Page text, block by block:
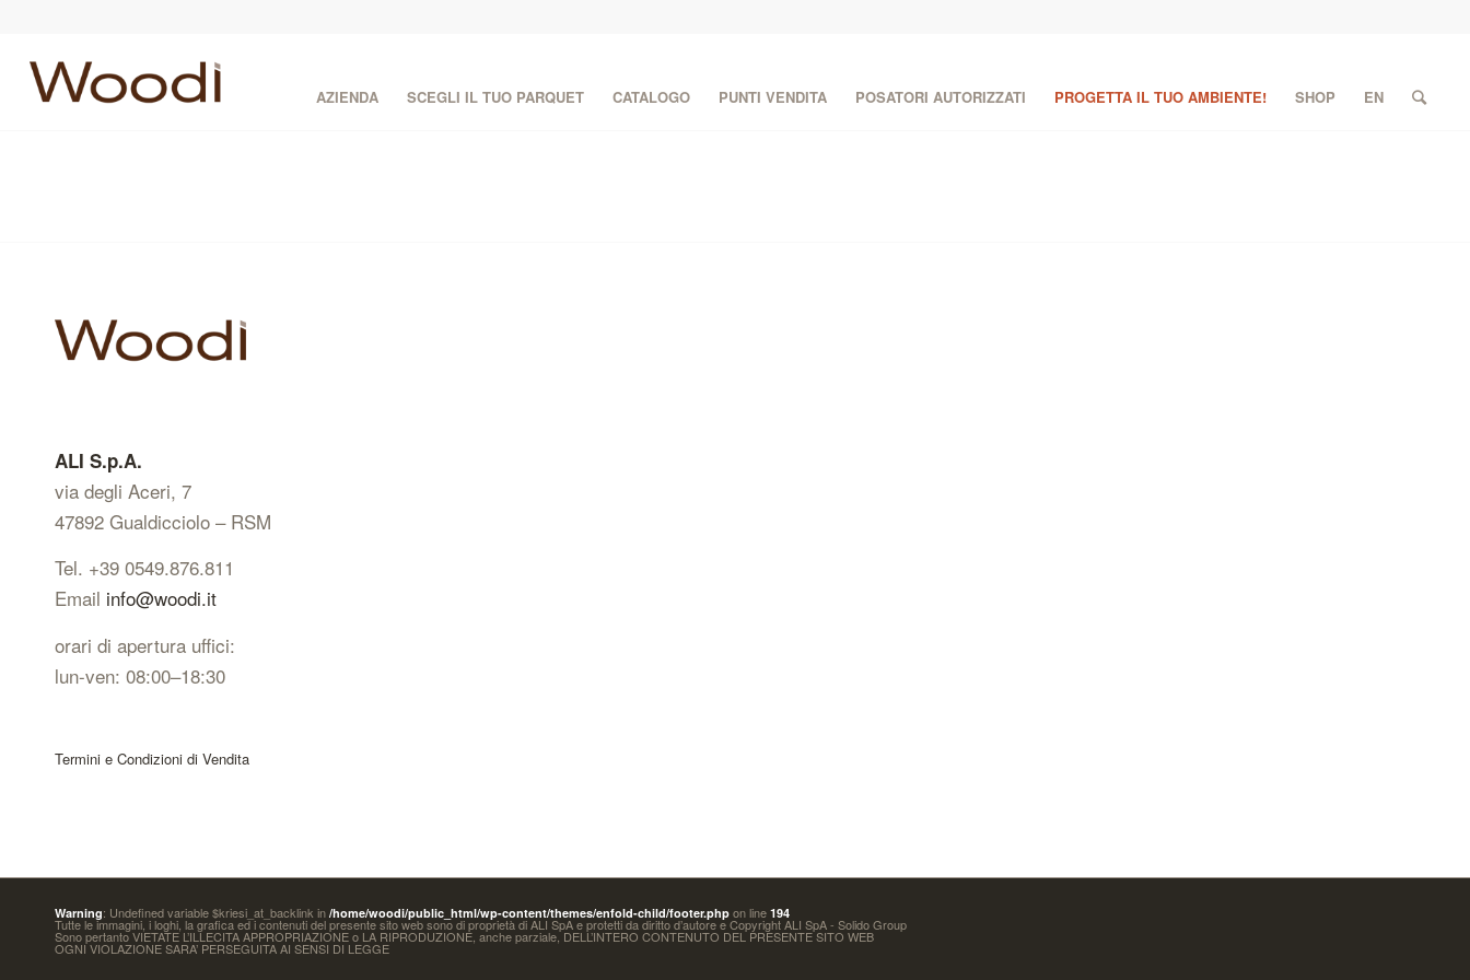
AZIENDA SCEGLI IL TUO PARQUET CATALOGO PUNTI VENDITA POSATORI AUTORIZZATI PROGETTA IL TUO AMBIENTE! SHOP EN
ALI S.p.A.
via degli Aceri, 7
47892 Gualdicciolo – RSM
Tel. +39 0549.876.811
Email info@woodi.it
orari di apertura uffici:
lun-ven: 08:00–18:30
Termini e Condizioni di Vendita
Warning: Undefined variable $kriesi_at_backlink in /home/woodi/public_html/wp-content/themes/enfold-child/footer.php on line 194
Tutte le immagini, i loghi, la grafica ed i contenuti del presente sito web sono di proprietà di ALI SpA e protetti da diritto d’autore e Copyright ALI SpA - Solido Group
Sono pertanto VIETATE L’ILLECITA APPROPRIAZIONE o LA RIPRODUZIONE, anche parziale, DELL’INTERO CONTENUTO DEL PRESENTE SITO WEB
OGNI VIOLAZIONE SARA’ PERSEGUITA AI SENSI DI LEGGE